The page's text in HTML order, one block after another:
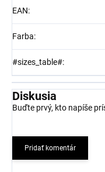
EAN:
Farba:
#sizes_table#:
Diskusia
Buďte prvý, kto napíše
Pridať komentár